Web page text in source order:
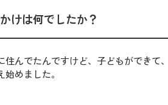
けは何でしたか？
住んでたんですけど、子どもができて
めました。